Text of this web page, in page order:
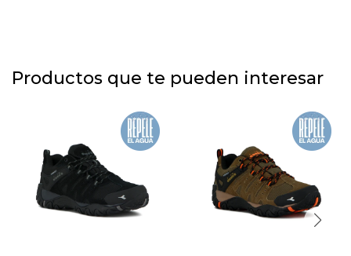
Productos que te pueden interesar